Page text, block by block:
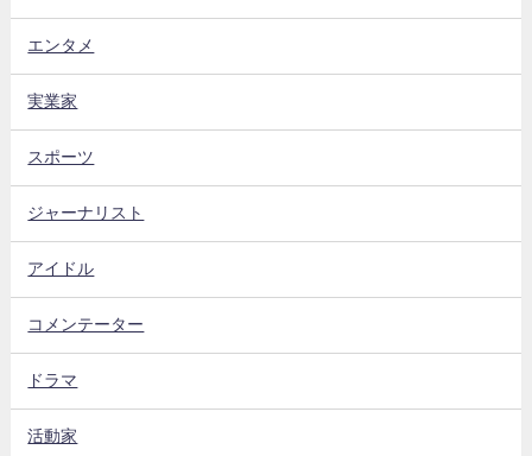
エンタメ
実業家
スポーツ
ジャーナリスト
アイドル
コメンテーター
ドラマ
活動家